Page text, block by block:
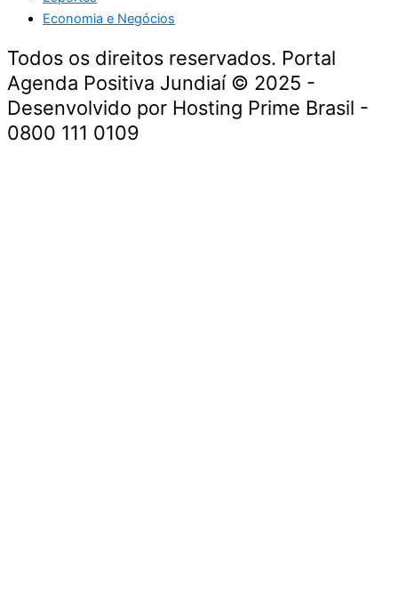
Economia e Negócios
Todos os direitos reservados. Portal
Agenda Positiva Jundiaí © 2025 -
Desenvolvido por Hosting Prime Brasil -
0800 111 0109